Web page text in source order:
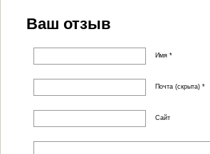
Ваш отзыв
Имя *
Почта (скрыта) *
Сайт